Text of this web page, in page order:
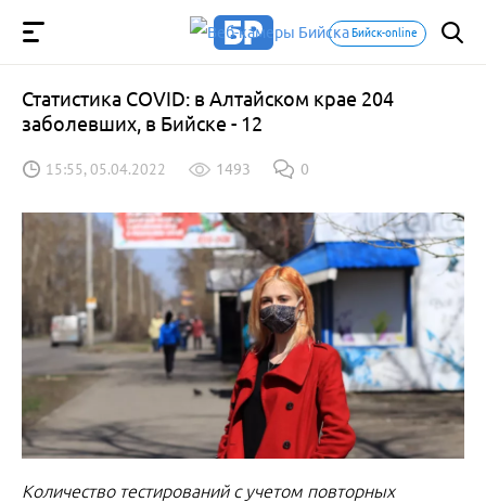
Бийск-online
Статистика COVID: в Алтайском крае 204
заболевших, в Бийске - 12
15:55, 05.04.2022 1493 0
Количество тестирований с учетом повторных